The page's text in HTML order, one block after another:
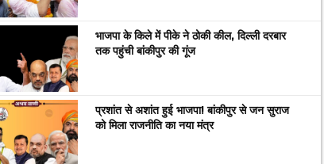
भाजपा के किले में पीके ने ठोकी कील, दिल्ली दरबार
तक पहुंची बांकीपुर की गूंज
प्रशांत से अशांत हुई भाजपा! बांकीपुर से जन सुराज
को मिला राजनीति का नया मंत्र